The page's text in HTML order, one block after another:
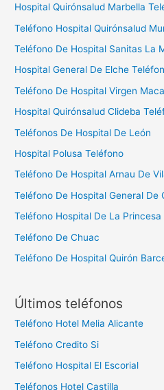
Hospital Quirónsalud Marbella
Teléfono Hospital Quirónsalud
Teléfono De Hospital Sanitas La
Hospital General De Elche
Teléfono De Hospital Virgen
Hospital Quirónsalud Clideba
Teléfonos De Hospital De León
Hospital Polusa Teléfono
Teléfono De Hospital Arnau De
Teléfono De Hospital General De
Teléfono Hospital De La Princesa
Teléfono De Chuac
Teléfono De Hospital Quirón
Últimos teléfonos
Teléfono Hotel Melia Alicante
Teléfono Credito Si
Teléfono Hospital El Escorial
Teléfonos Hotel Castilla